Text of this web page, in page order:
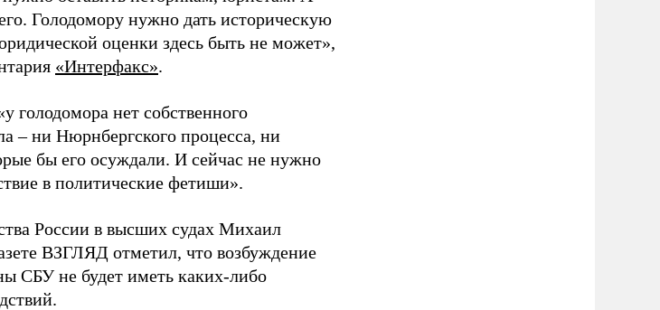
Голодомору нужно дать историческую
оценки здесь быть не может»,
«Интерфакс».
голодомора нет собственного
– ни Нюрнбергского процесса, ни
бы его осуждали. И сейчас не нужно
в политические фетиши».
России в высших судах Михаил
ВЗГЛЯД отметил, что возбуждение
СБУ не будет иметь каких-либо